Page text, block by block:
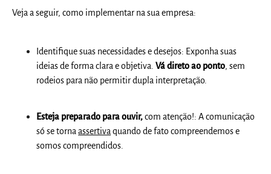
Veja a seguir, como implementar na sua empresa:
Identifique suas necessidades e desejos: Exponha suas
ideias de forma clara e objetiva.Vá direto ao ponto, sem
rodeios para não permitir dupla interpretação.
Esteja preparado para ouvir,com atenção!: A comunicação
só se tornaassertiva quando de fato compreendemos e
somos compreendidos.